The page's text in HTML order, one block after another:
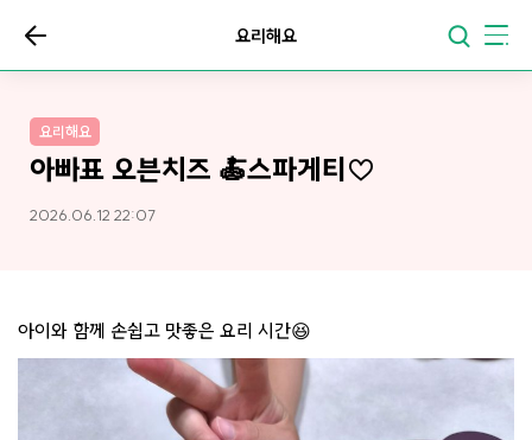
요리해요
요리해요
아빠표 오븐치즈 🍝스파게티♡
2026.06.12 22:07
아이와 함께 손쉽고 맛좋은 요리 시간😆